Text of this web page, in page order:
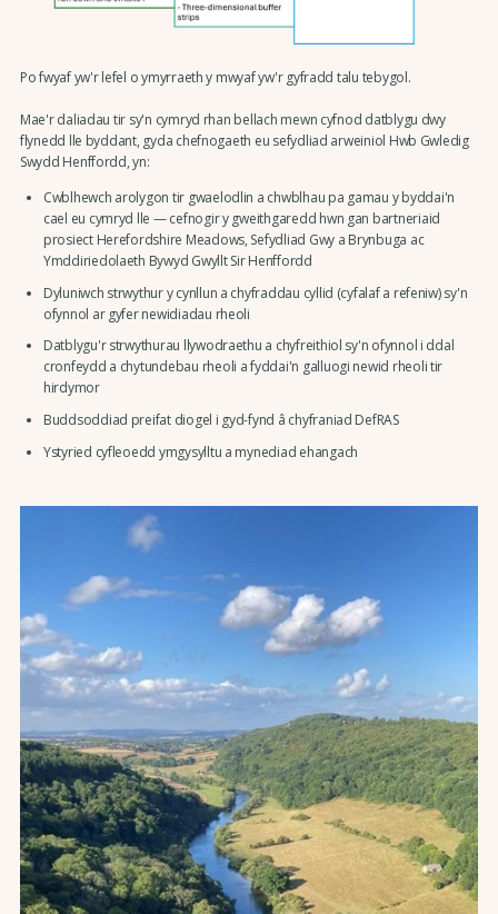
Po fwyaf yw'r lefel o ymyrraeth y mwyaf yw'r gyfradd talu tebygol.
Mae'r daliadau tir sy'n cymryd rhan bellach mewn cyfnod datblygu dwy
flynedd lle byddant, gyda chefnogaeth eu sefydliad arweiniol Hwb Gwledig
Swydd Henffordd, yn:
Cwblhewch arolygon tir gwaelodlin a chwblhau pa gamau y byddai'n
cael eu cymryd lle — cefnogir y gweithgaredd hwn gan bartneriaid
prosiect Herefordshire Meadows, Sefydliad Gwy a Brynbuga ac
Ymddiriedolaeth Bywyd Gwyllt Sir Henffordd
Dyluniwch strwythur y cynllun a chyfraddau cyllid (cyfalaf a refeniw) sy'n
ofynnol ar gyfer newidiadau rheoli
Datblygu'r strwythurau llywodraethu a chyfreithiol sy'n ofynnol i ddal
cronfeydd a chytundebau rheoli a fyddai'n galluogi newid rheoli tir
hirdymor
Buddsoddiad preifat diogel i gyd-fynd â chyfraniad DefRAS
Ystyried cyfleoedd ymgysylltu a mynediad ehangach